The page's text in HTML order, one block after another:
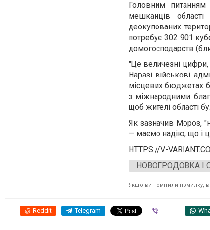
Головним
мешканців
деокупованих
потребує 302 901
домогосподарств
"Це величезні
Наразі військові
місцевих бюджетах
з міжнародними
щоб жителі області
Як зазначив Мороз,
— маємо надію, що і
HTTPS://V-
НОВОГРОДОВКА І
Якщо ви помітили помилку,
Reddit Telegram